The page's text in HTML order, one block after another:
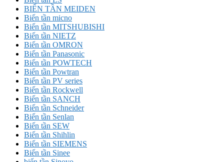
BIẾN TẦN MEIDEN
Biến tần micno
Biến tần MITSHUBISHI
Biến tần NIETZ
Biến tần OMRON
Biến tần Panasonic
Biến tần POWTECH
Biến tần Powtran
Biến tần PV series
Biến tần Rockwell
Biến tần SANCH
Biến tần Schneider
Biến tần Senlan
Biến tần SEW
Biến tần Shihlin
Biến tần SIEMENS
Biến tần Sinee